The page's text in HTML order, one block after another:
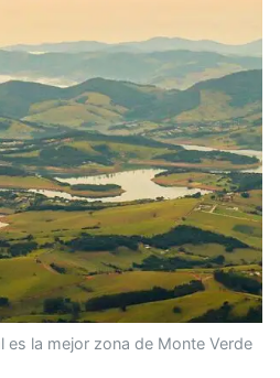
es la mejor zona de Monte Verde